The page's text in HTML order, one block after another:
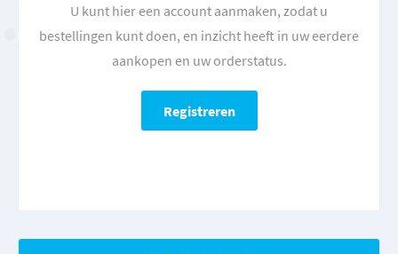
U kunt hier een account aanmaken, zodat u
bestellingen kunt doen, en inzicht heeft in uw eerdere
aankopen en uw orderstatus.